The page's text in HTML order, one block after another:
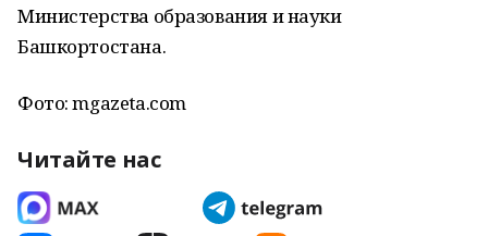
Министерства образования и науки
Башкортостана.
Фото: mgazeta.com
Читайте нас